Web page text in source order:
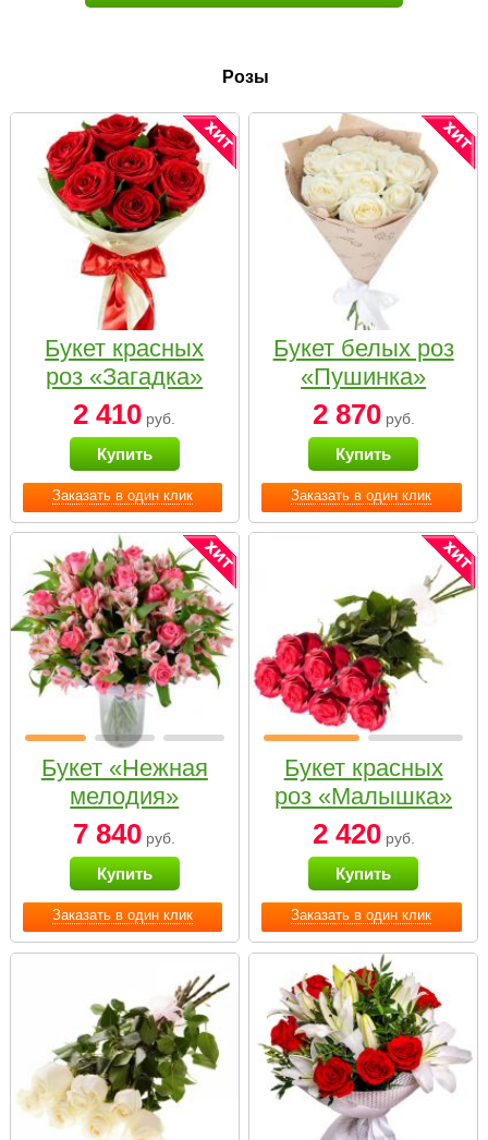
Розы
Заказать в один клик
Букет красных
роз «Загадка»
2 410 руб.
Купить
Заказать в один клик
Букет белых роз
«Пушинка»
2 870руб.
Купить
Заказать в один клик
Букет «Нежная
мелодия»
7 840 руб.
Купить
Заказать в один клик
Букет красных
роз «Малышка»
2 420руб.
Купить